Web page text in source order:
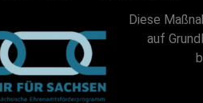
Diese
auf